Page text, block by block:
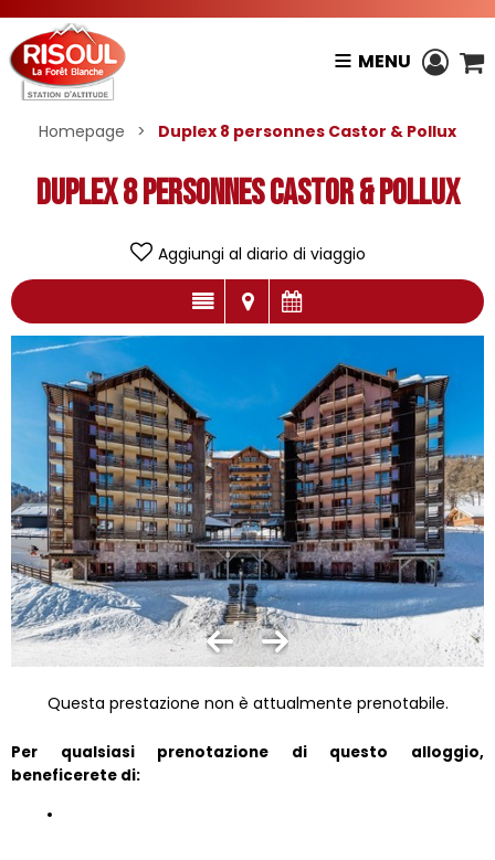
MENU
Homepage > Duplex 8 personnes Castor & Pollux
Duplex 8 personnes Castor & Pollux
Aggiungi al diario di viaggio
Questa prestazione non è attualmente prenotabile.
Per qualsiasi prenotazione di questo alloggio,
beneficerete di: